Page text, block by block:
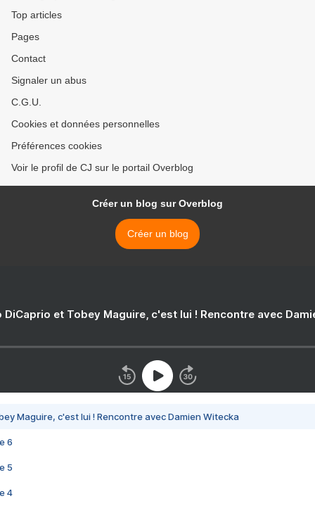
Top articles
Pages
Contact
Signaler un abus
C.G.U.
Cookies et données personnelles
Préférences cookies
Voir le profil de CJ sur le portail Overblog
Créer un blog sur Overblog
Créer un blog
DiCaprio et Tobey Maguire, c'est lui ! Rencontre avec
Maguire, c'est lui ! Rencontre avec Damien Witecka
6
5
4